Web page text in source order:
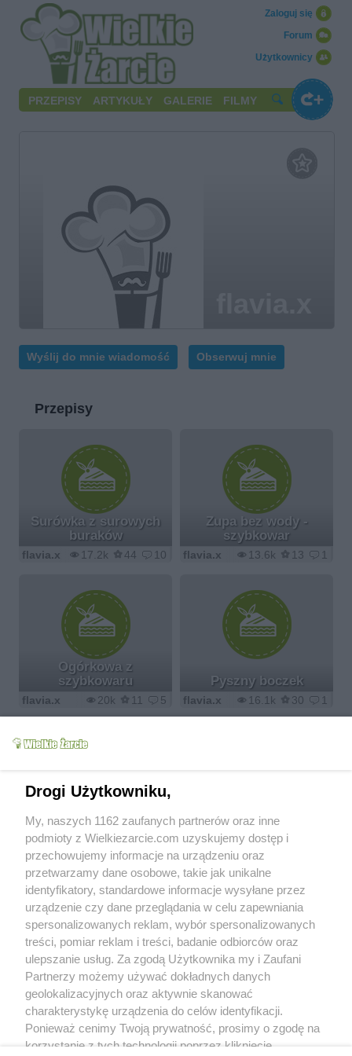
Użytkownicy
Forum
Zaloguj się
PRZEPISY ARTYKUŁY GALERIE FILMY
Wyślij do mnie wiadomość Obserwuj mnie
Przepisy
Surówka z surowych
buraków
17.2k 44 10
flavia.x
Zupa bez wody -
szybkowar
13.6k 13 1
flavia.x
Ogórkowa z
szybkowaru
20k 11 5
flavia.x
Pyszny boczek
16.1k 30 1
flavia.x
warzywnym farszem
6.5k 7 0
flavia.x
Chleb wieloziarnisty
7.7k
flavia.x
Od kiedy z nami:
2011-09-30
Status:
aktywny (offline)
Wypowiedzi na forum:
0
Wystawione komentarze:
8
Otrzymane komentarze:
19
Wyróżnienia
Drogi Użytkowniku,
My, naszych 1162 zaufanych partnerów oraz inne
podmioty z Wielkiezarcie.com uzyskujemy dostęp i
przechowujemy informacje na urządzeniu oraz
przetwarzamy dane osobowe, takie jak unikalne
identyfikatory, standardowe informacje wysyłane przez
urządzenie czy dane przeglądania w celu zapewniania
spersonalizowanych reklam, wybór spersonalizowanych
treści, pomiar reklam i treści, badanie odbiorców oraz
ulepszanie usług. Za zgodą Użytkownika my i Zaufani
Partnerzy możemy używać dokładnych danych
geolokalizacyjnych oraz aktywnie skanować
charakterystykę urządzenia do celów identyfikacji.
Ponieważ cenimy Twoją prywatność, prosimy o zgodę na
korzystanie z tych technologii poprzez kliknięcie